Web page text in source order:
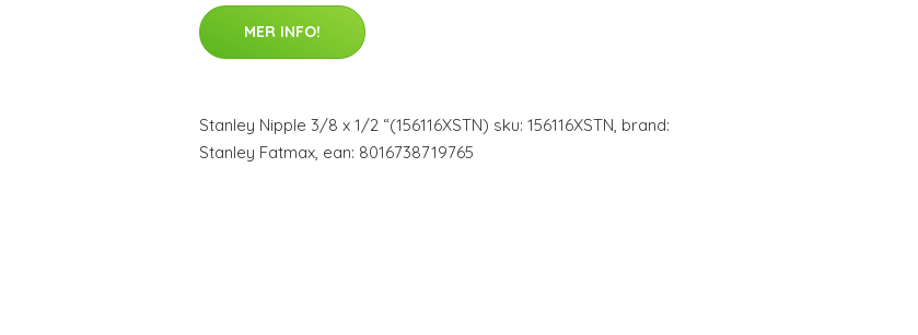
MER INFO!
Stanley Nipple 3/8 x 1/2 “(156116XSTN) sku: 156116XSTN, brand:
Stanley Fatmax, ean: 8016738719765